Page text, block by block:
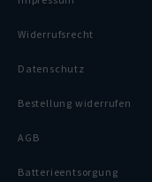
Widerrufsrecht
Datenschutz
Bestellung widerrufen
AGB
Batterieentsorgung